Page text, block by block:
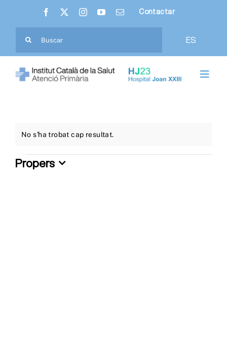
content
Contactar
ES
Hospital Joan XXIII
Atenció Primària
Notice
No s'ha trobat cap resultat.
Propers